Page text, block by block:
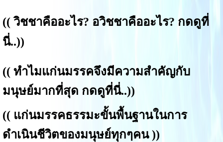
((วิชชาคืออะไร? อวิชชาคืออะไร? กดดูที่
นี่..))
(( ทำไมแก่นมรรคจึงมีความสำคัญกับ
มนุษย์มากที่สุด กดดูที่นี่..))
(( แก่นมรรคธรรมะขั้นพื้นฐานในการ
ดำเนินชีวิตของมนุษย์ทุกๆคน))